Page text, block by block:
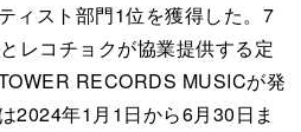
ィスト部門1位を獲得した。7
レコチョクが協業提供する定
RECORDS MUSICが発
2024年1月1日から6月30日ま